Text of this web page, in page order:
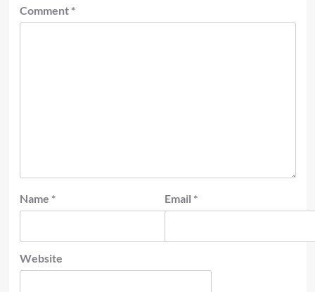
Comment *
Name * Email *
Website